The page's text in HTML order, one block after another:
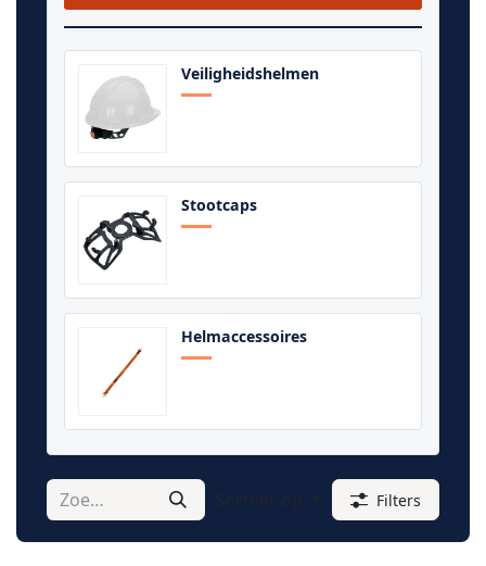
Veiligheidshelmen
Stootcaps
Helmaccessoires
Filters